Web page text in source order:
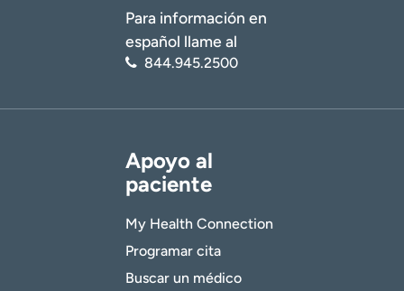
Para información en
español llame al
844.945.2500
Apoyo al
paciente
My Health Connection
Programar cita
Buscar un médico